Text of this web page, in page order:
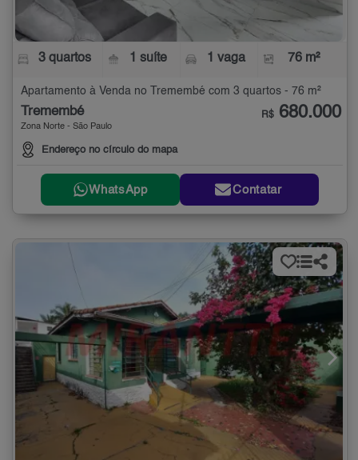
3 quartos 1 suíte 1 vaga 76 m²
Apartamento à Venda no Tremembé com 3 quartos - 76 m²
Tremembé
Zona Norte - São Paulo
Endereço no círculo do mapa
R$ 680.000
WhatsApp Contatar